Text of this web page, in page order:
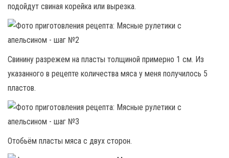
подойдут свиная корейка или вырезка.
Свинину разрежем на пласты толщиной примерно 1 см. Из
указанного в рецепте количества мяса у меня получилось 5
пластов.
Отобьём пласты мяса с двух сторон.